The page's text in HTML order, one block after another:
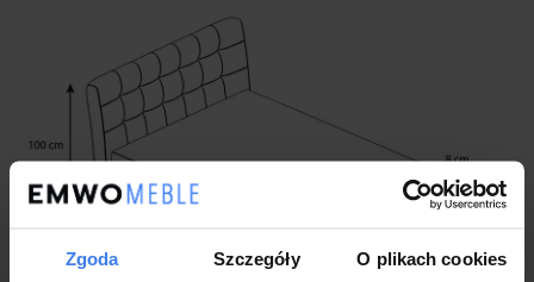
Zgoda Szczegóły O plikach cookies